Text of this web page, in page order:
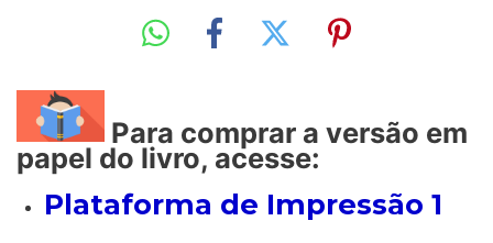
Para comprar a versão em
papel do livro, acesse:
Plataforma de Impressão 1